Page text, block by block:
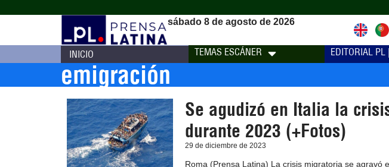
sábado 8 de agosto de 2026
INICIO TEMAS ESCÁNER EDITORIAL PL
emigración
Se agudizó en Italia la
durante 2023 (+Fotos)
29 de diciembre de 2023
Roma (Prensa Latina) La crisis migratoria se agravó